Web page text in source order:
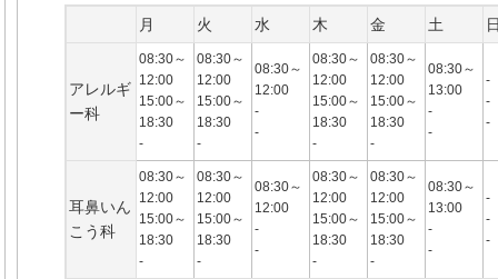
月 火 水 木 金 土
アレルギ
ー科
08:30～
12:00
15:00～
18:30
-
08:30～
12:00
15:00～
18:30
-
08:30～
12:00
-
-
08:30～
12:00
15:00～
18:30
-
08:30～
12:00
15:00～
18:30
-
08:30～
13:00
-
-
-
-
-
耳鼻いん
こう科
08:30～
12:00
15:00～
18:30
-
08:30～
12:00
15:00～
18:30
-
08:30～
12:00
-
-
08:30～
12:00
15:00～
18:30
-
08:30～
12:00
15:00～
18:30
-
08:30～
13:00
-
-
-
-
-